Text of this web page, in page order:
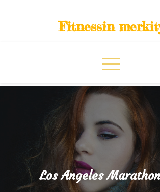
Fitnessin
Los Angeles